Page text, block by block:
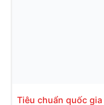
Tiêu chuẩn quốc